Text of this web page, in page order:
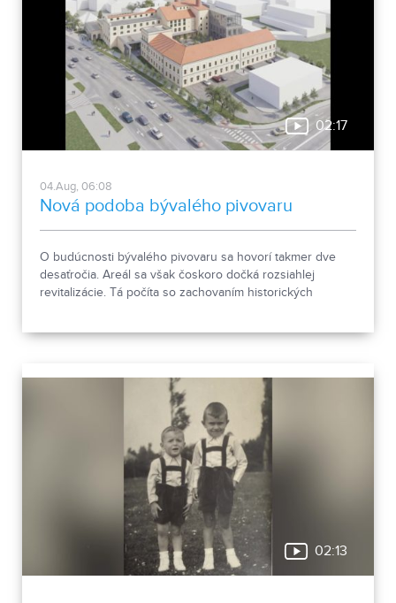
02:17
04.Aug, 06:08
Nová podoba bývalého pivovaru
O budúcnosti bývalého pivovaru sa hovorí takmer dve
desaťročia. Areál sa však čoskoro dočká rozsiahlej
revitalizácie. Tá počíta so zachovaním historických
02:13